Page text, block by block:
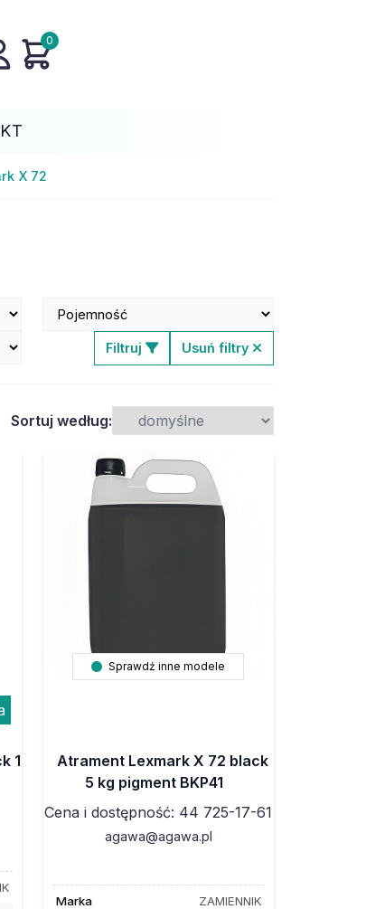
0
X 72
Filtruj Usuń filtry
Sortuj według:
1
Sprawdź inne modele
Atrament Lexmark X 72 black
5 kg pigment BKP41
Cena i dostępność: 44 725-17-61
agawa@agawa.pl
Marka ZAMIENNIK